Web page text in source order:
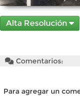
Alta Resolución
Comentarios:
Para agregar un